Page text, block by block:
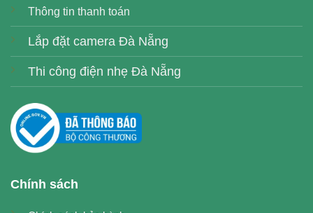
Thông tin thanh toán
Lắp đặt camera Đà Nẵng
Thi công điện nhẹ Đà Nẵng
Chính sách